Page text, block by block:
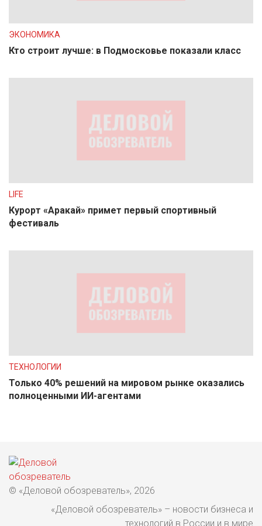
ЭКОНОМИКА
Кто строит лучше: в Подмосковье показали класс
LIFE
Курорт «Аракай» примет первый спортивный
фестиваль
ТЕХНОЛОГИИ
Только 40% решений на мировом рынке оказались
полноценными ИИ-агентами
© «Деловой обозреватель», 2026
«Деловой обозреватель» – новости бизнеса и
технологий в России и в мире